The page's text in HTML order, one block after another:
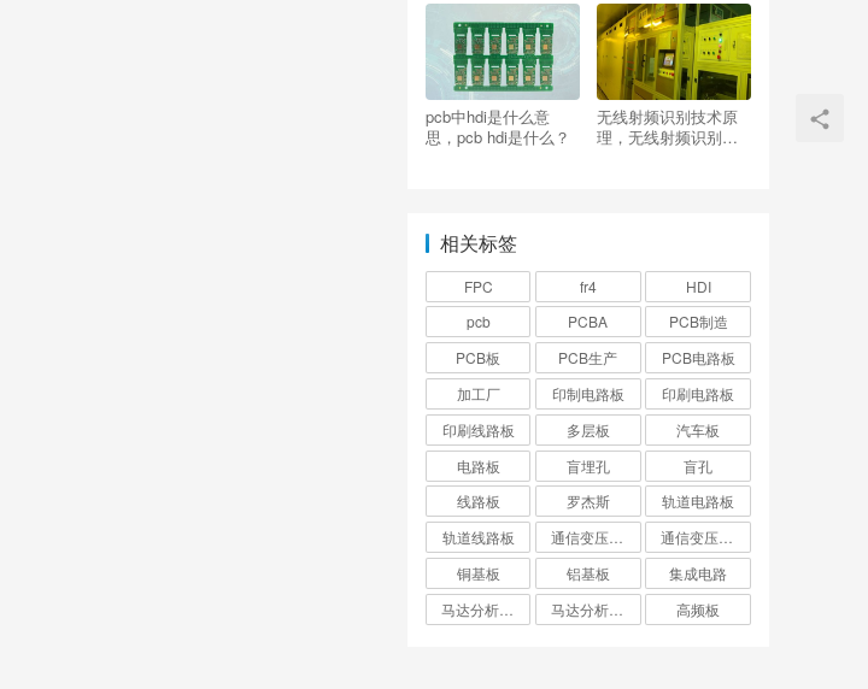
pcb中hdi是什么意
思，pcb hdi是什么？
无线射频识别技术原
理，无线射频识别技
相关标签
FPC fr4
HDI
pcb
PCBA
PCB制造
PCB板
PCB生产
PCB电路板
加工厂
印制电路板
印刷电路板
印刷线路板
多层板
汽车板
电路板
盲埋孔
盲孔
线路板
罗杰斯
轨道电路板
轨道线路板
铜基板
铝基板
集成电路
高频板